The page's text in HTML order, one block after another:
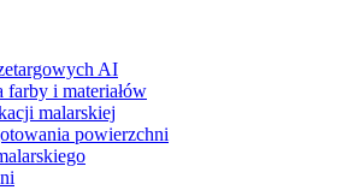
AI
i materiałów
malarskiej
powierzchni